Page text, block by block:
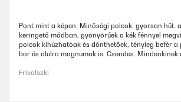
Pont mint a képen. Minőségi polcok, gyorsan hűt,
keringető módban, gyönyörűek a kék fénnyel
polcok kihúzhatóak és dönthetőek, tényleg befér a
bor és alulra magnumok is. Csendes. Mindenkinek
Frivalszki